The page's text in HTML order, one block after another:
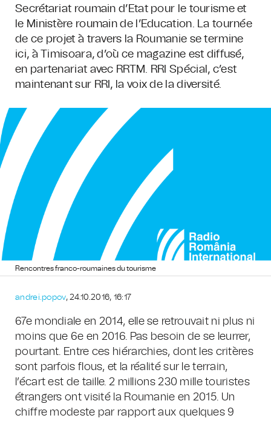
Secrétariat roumain d’Etat pour le tourisme et
le Ministère roumain de l’Education. La tournée
de ce projet à travers la Roumanie se termine
ici, à Timisoara, d’où ce magazine est diffusé,
en partenariat avec RRTM. RRI Spécial, c’est
maintenant sur RRI, la voix de la diversité.
Rencontres franco-roumaines du tourisme
andrei.popov, 24.10.2016, 16:17
67e mondiale en 2014, elle se retrouvait ni plus ni
moins que 6e en 2016. Pas besoin de se leurrer,
pourtant. Entre ces hiérarchies, dont les critères
sont parfois flous, et la réalité sur le terrain,
l’écart est de taille. 2 millions 230 mille touristes
étrangers ont visité la Roumanie en 2015. Un
chiffre modeste par rapport aux quelques 9